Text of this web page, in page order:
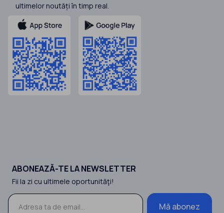
ultimelor noutăți în timp real.
ABONEAZĂ-TE LA NEWSLETTER
Fii la zi cu ultimele oportunităţi!
Mă abonez